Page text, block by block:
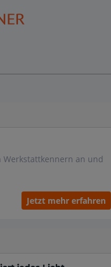
an und
Jetzt mehr erfahren